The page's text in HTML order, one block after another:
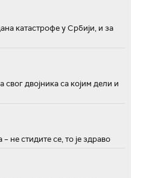
катастрофе у Србији, и за
двојника са којим дели и
не стидите се, то је здраво